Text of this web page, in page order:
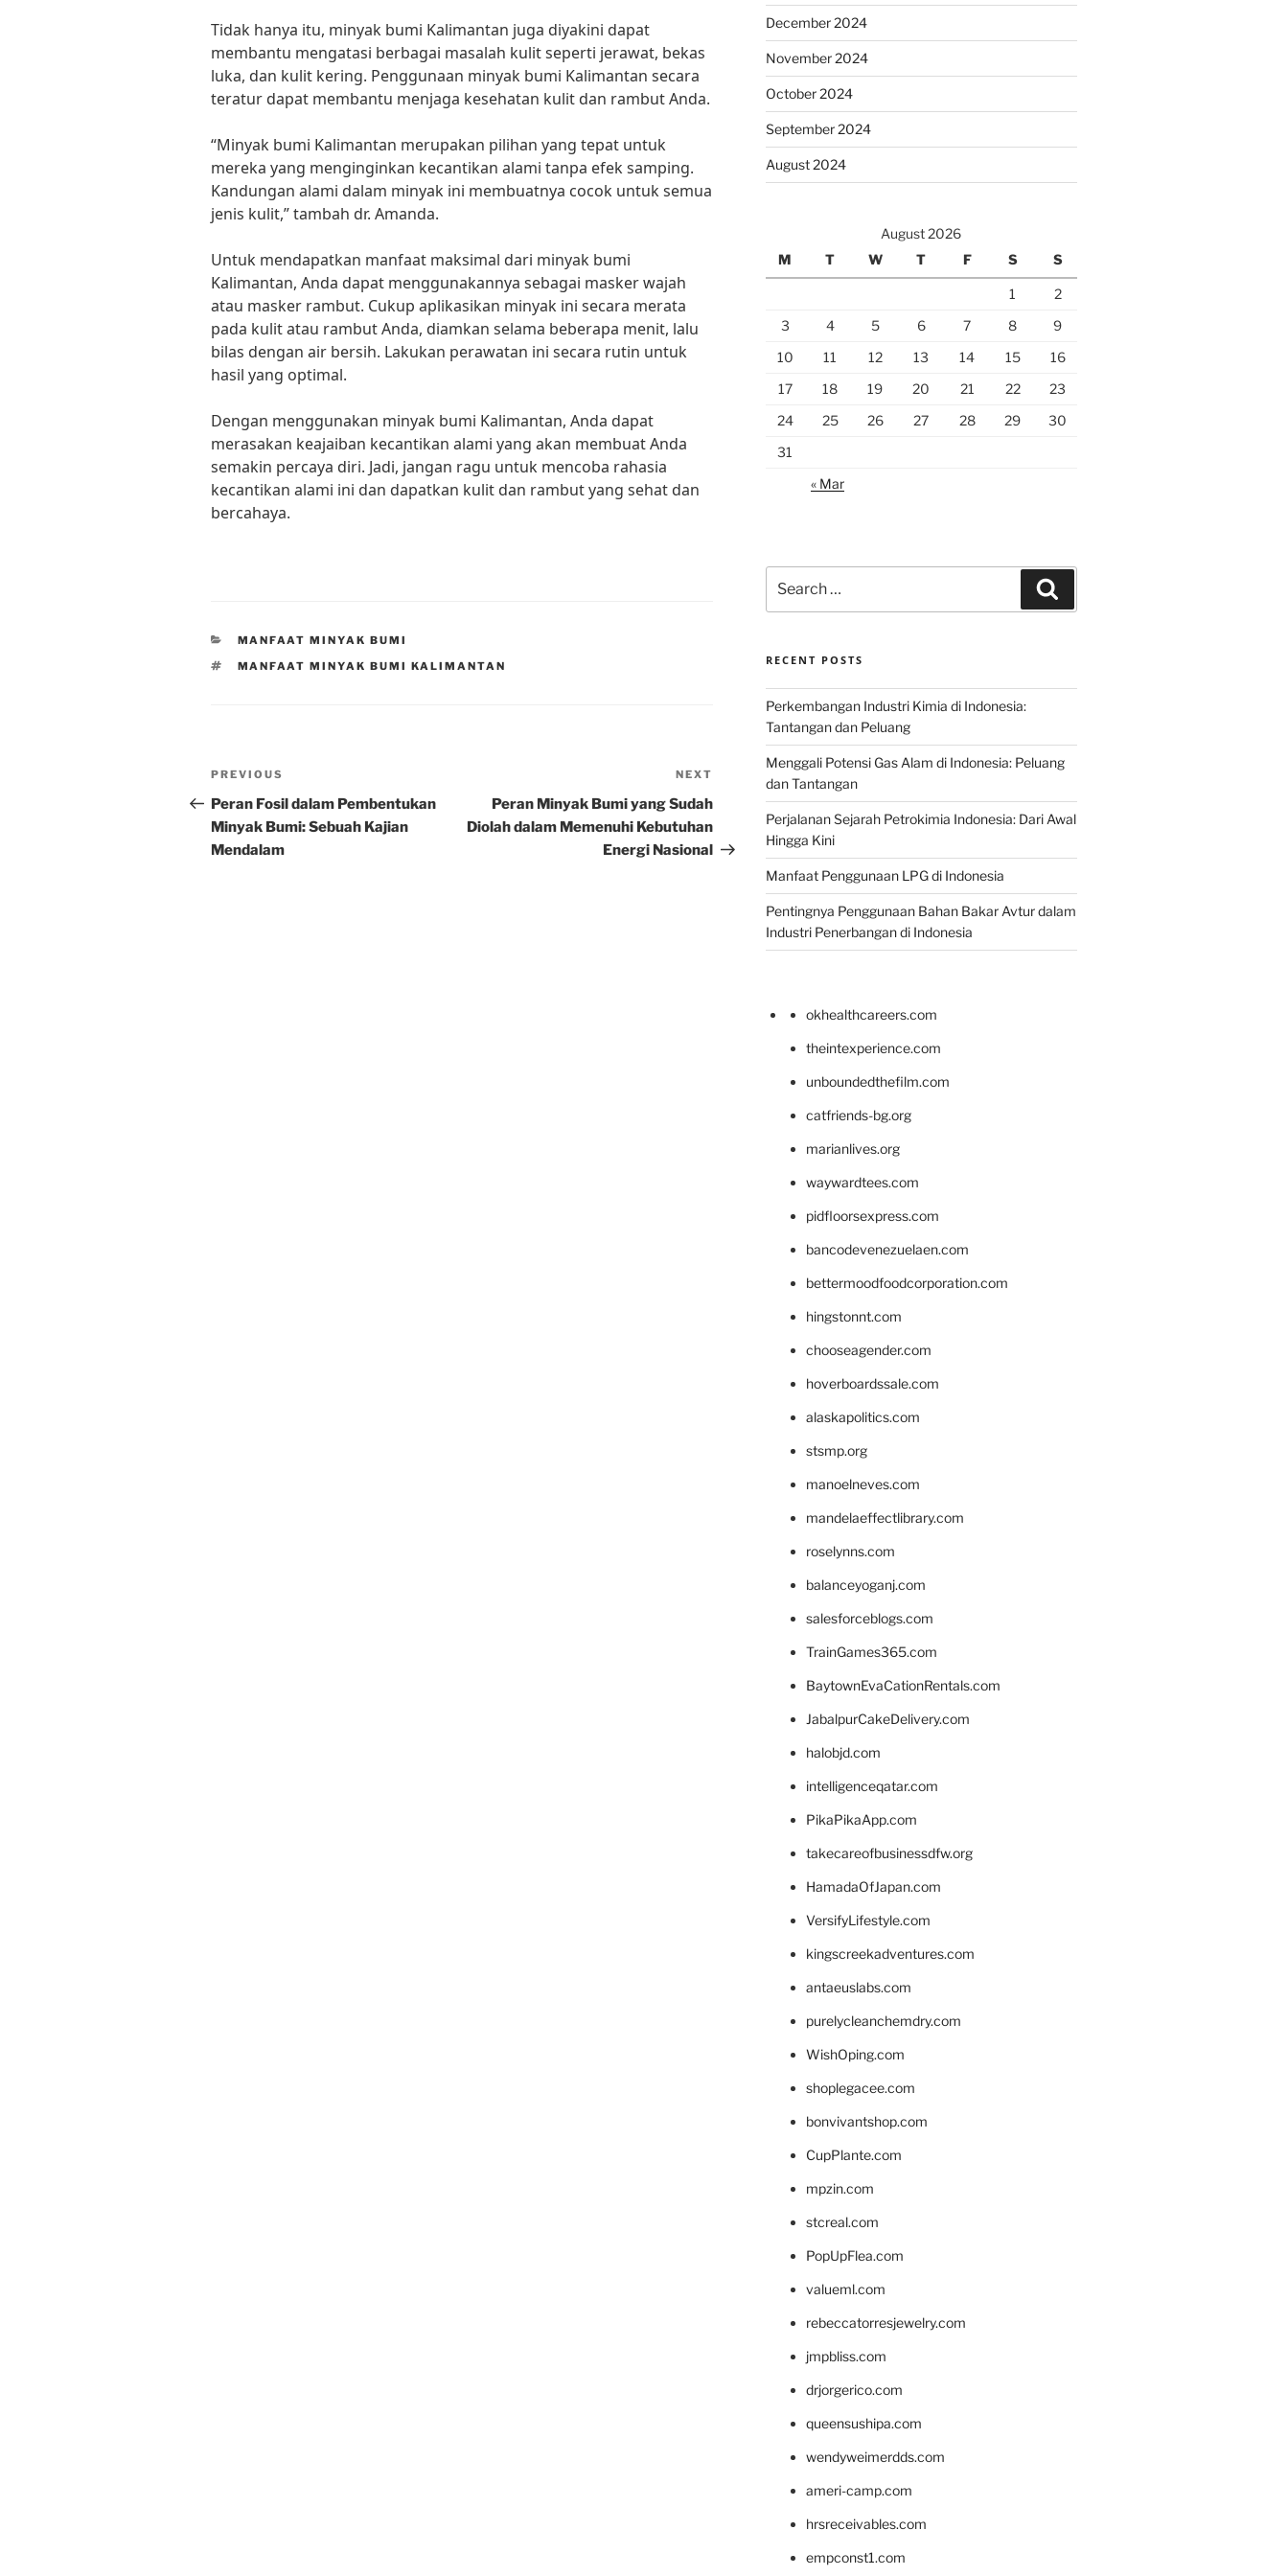
Tidak hanya itu, minyak bumi Kalimantan juga diyakini dapat
membantu mengatasi berbagai masalah kulit seperti jerawat, bekas
luka, dan kulit kering. Penggunaan minyak bumi Kalimantan secara
teratur dapat membantu menjaga kesehatan kulit dan rambut Anda.
“Minyak bumi Kalimantan merupakan pilihan yang tepat untuk
mereka yang menginginkan kecantikan alami tanpa efek samping.
Kandungan alami dalam minyak ini membuatnya cocok untuk semua
jenis kulit,” tambah dr. Amanda.
Untuk mendapatkan manfaat maksimal dari minyak bumi
Kalimantan, Anda dapat menggunakannya sebagai masker wajah
atau masker rambut. Cukup aplikasikan minyak ini secara merata
pada kulit atau rambut Anda, diamkan selama beberapa menit, lalu
bilas dengan air bersih. Lakukan perawatan ini secara rutin untuk
hasil yang optimal.
Dengan menggunakan minyak bumi Kalimantan, Anda dapat
merasakan keajaiban kecantikan alami yang akan membuat Anda
semakin percaya diri. Jadi, jangan ragu untuk mencoba rahasia
kecantikan alami ini dan dapatkan kulit dan rambut yang sehat dan
bercahaya.
CATEGORIES
MANFAAT MINYAK BUMI
TAGS
MANFAAT MINYAK BUMI KALIMANTAN
Post
navigation
Previous
Post
PREVIOUS
Peran Fosil dalam Pembentukan
Minyak Bumi: Sebuah Kajian
Mendalam
Post
NEXT
Peran Minyak Bumi yang Sudah
Diolah dalam Memenuhi Kebutuhan
Energi Nasional
December 2024
November 2024
October 2024
September 2024
August 2024
August 2026
M
T W T F S S
1
2
3
4 5 6 7 8
9
10
11 12 13 14 15
16
17
18 19 20 21 22
23
24
25 26 27 28 29
30
31
« Mar
for:
RECENT POSTS
Perkembangan Industri Kimia di Indonesia:
Tantangan dan Peluang
Menggali Potensi Gas Alam di Indonesia: Peluang
dan Tantangan
Perjalanan Sejarah Petrokimia Indonesia: Dari Awal
Hingga Kini
Manfaat Penggunaan LPG di Indonesia
Pentingnya Penggunaan Bahan Bakar Avtur dalam
Industri Penerbangan di Indonesia
okhealthcareers.com
theintexperience.com
unboundedthefilm.com
catfriends-bg.org
marianlives.org
waywardtees.com
pidfloorsexpress.com
bancodevenezuelaen.com
bettermoodfoodcorporation.com
hingstonnt.com
chooseagender.com
hoverboardssale.com
alaskapolitics.com
stsmp.org
manoelneves.com
mandelaeffectlibrary.com
roselynns.com
balanceyoganj.com
salesforceblogs.com
TrainGames365.com
BaytownEvaCationRentals.com
JabalpurCakeDelivery.com
halobjd.com
intelligenceqatar.com
PikaPikaApp.com
takecareofbusinessdfw.org
HamadaOfJapan.com
VersifyLifestyle.com
kingscreekadventures.com
antaeuslabs.com
purelycleanchemdry.com
WishOping.com
shoplegacee.com
bonvivantshop.com
CupPlante.com
mpzin.com
stcreal.com
PopUpFlea.com
valueml.com
rebeccatorresjewelry.com
jmpbliss.com
drjorgerico.com
queensushipa.com
wendyweimerdds.com
ameri-camp.com
hrsreceivables.com
empconst1.com